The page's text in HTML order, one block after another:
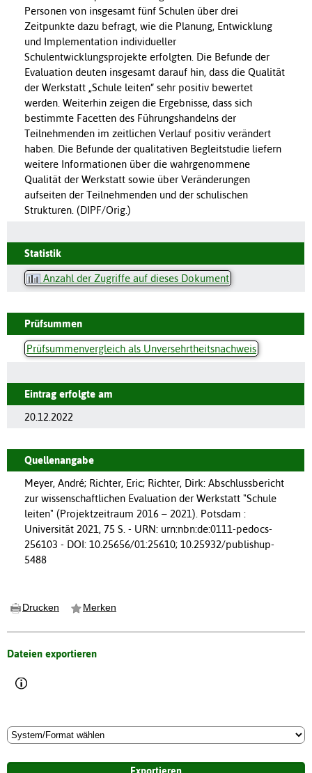
Personen von insgesamt fünf Schulen über drei
Zeitpunkte dazu befragt, wie die Planung, Entwicklung
und Implementation individueller
Schulentwicklungsprojekte erfolgten. Die Befunde der
Evaluation deuten insgesamt darauf hin, dass die Qualität
der Werkstatt „Schule leiten“ sehr positiv bewertet
werden. Weiterhin zeigen die Ergebnisse, dass sich
bestimmte Facetten des Führungshandelns der
Teilnehmenden im zeitlichen Verlauf positiv verändert
haben. Die Befunde der qualitativen Begleitstudie liefern
weitere Informationen über die wahrgenommene
Qualität der Werkstatt sowie über Veränderungen
aufseiten der Teilnehmenden und der schulischen
Strukturen. (DIPF/Orig.)
Statistik
Anzahl der Zugriffe auf dieses Dokument
Prüfsummen
Prüfsummenvergleich als Unversehrtheitsnachweis
Eintrag erfolgte am
20.12.2022
Quellenangabe
Meyer, André; Richter, Eric; Richter, Dirk: Abschlussbericht
zur wissenschaftlichen Evaluation der Werkstatt "Schule
leiten" (Projektzeitraum 2016 – 2021). Potsdam :
Universität 2021, 75 S. - URN: urn:nbn:de:0111-pedocs-
256103 - DOI: 10.25656/01:25610; 10.25932/publishup-
5488
Drucken Merken
Dateien exportieren